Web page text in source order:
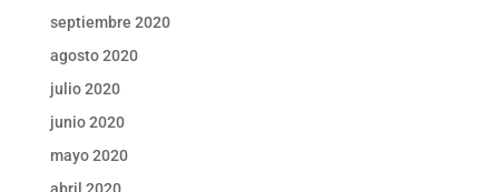
septiembre 2020
agosto 2020
julio 2020
junio 2020
mayo 2020